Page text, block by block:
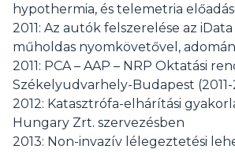
hypothermia, és telemetria
2011: Az autók felszerelése az
műholdas nyomkövetővel,
2011: PCA – AAP – NRP Oktatási
Székelyudvarhely-Budapest (2011-
2012: Katasztrófa-elhárítási
Hungary Zrt. szervezésben
2013: Non-invazív lélegeztetési